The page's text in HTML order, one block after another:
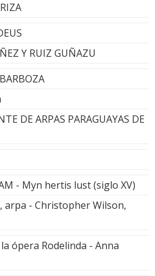
Y RUIZ GUÑAZU
DE ARPAS PARAGUAYAS DE
- Myn hertis lust (siglo XV)
arpa - Christopher Wilson,
ópera Rodelinda - Anna